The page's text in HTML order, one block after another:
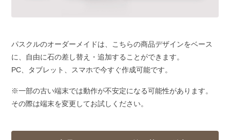
パスクルのオーダーメイドは、こちらの商品デザインをベース
に、自由に石の差し替え・追加することができます。
PC、タブレット、スマホで今すぐ作成可能です。
※一部の古い端末では動作が不安定になる可能性があります。
その際は端末を変更してお試しください。